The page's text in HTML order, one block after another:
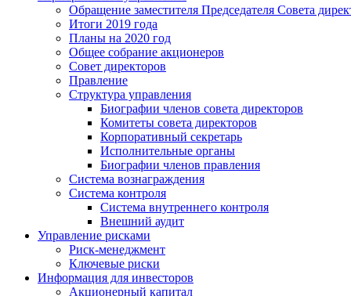
Обращение заместителя Председателя Совета
Итоги 2019 года
Планы на 2020 год
Общее собрание акционеров
Совет директоров
Правление
Структура управления
Биографии членов совета директоров
Комитеты совета директоров
Корпоративный секретарь
Исполнительные органы
Биографии членов правления
Система вознаграждения
Система контроля
Система внутреннего контроля
Внешний аудит
Управление рисками
Риск-менеджмент
Ключевые риски
Информация для инвесторов
Акционерный капитал